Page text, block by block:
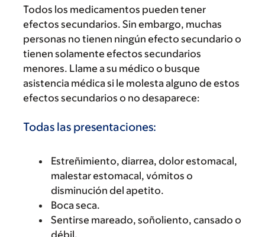
Todos los medicamentos pueden tener
efectos secundarios. Sin embargo, muchas
personas no tienen ningún efecto secundario o
tienen solamente efectos secundarios
menores. Llame a su médico o busque
asistencia médica si le molesta alguno de estos
efectos secundarios o no desaparece:
Todas las presentaciones:
Estreñimiento, diarrea, dolor estomacal,
malestar estomacal, vómitos o
disminución del apetito.
Boca seca.
Sentirse mareado, soñoliento, cansado o
débil.